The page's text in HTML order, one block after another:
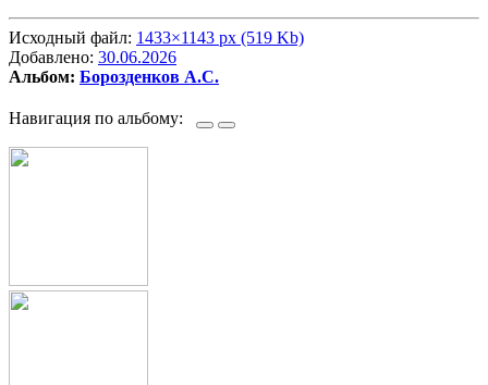
Исходный файл: 1433×1143 px (519 Kb)
Добавлено: 30.06.2026
Альбом: Борозденков А.С.
Навигация по альбому: